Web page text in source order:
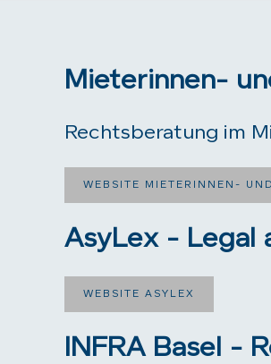
Mieterinnen-
Rechtsberatung im
WEBSITE MIETERINNEN-
AsyLex - Legal
WEBSITE ASYLEX
INFRA Basel -